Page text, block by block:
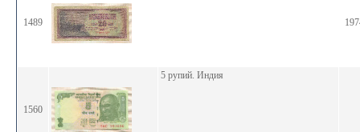
1489
1560
5 рупий. Индия